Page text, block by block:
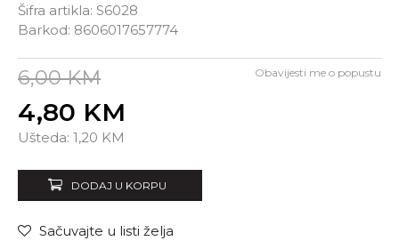
Šifra artikla: S6028
Barkod: 8606017657774
6,00 KM
4,80 KM
Ušteda: 1,20 KM
Obavijesti me o popustu
Unesi količinu
DODAJ U KORPU
Sačuvajte u listi želja